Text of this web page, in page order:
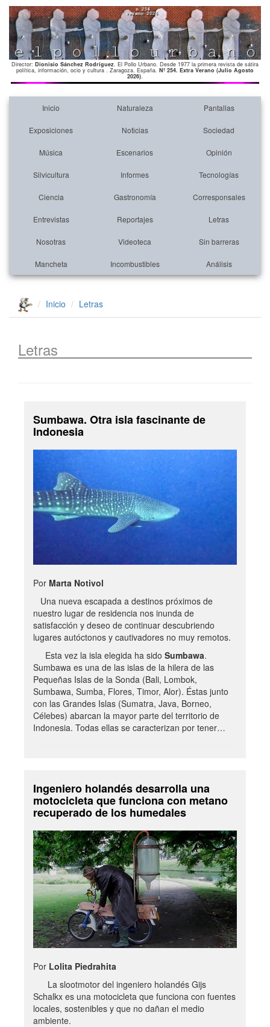
Director: Dionisio Sánchez Rodríguez. El Pollo Urbano. Desde 1977 la primera revista de sátira
política, información, ocio y cultura . Zaragoza. España. Nº 254. Extra Verano (Julio Agosto
2026).
Inicio Naturaleza Pantallas
Exposiciones Noticias Sociedad
Música Escenarios Opinión
Silvicultura Informes Tecnologías
Ciencia Gastronomía Corresponsales
Entrevistas Reportajes Letras
Nosotras Videoteca Sin barreras
Mancheta Incombustibles Análisis
Inicio Letras
Letras
Sumbawa. Otra isla fascinante de
Indonesia
Por Marta Notivol
Una nueva escapada a destinos próximos de
nuestro lugar de residencia nos inunda de
satisfacción y deseo de continuar descubriendo
lugares autóctonos y cautivadores no muy remotos.
Esta vez la isla elegida ha sido Sumbawa.
Sumbawa es una de las islas de la hilera de las
Pequeñas Islas de la Sonda (Bali, Lombok,
Sumbawa, Sumba, Flores, Timor, Alor). Éstas junto
con las Grandes Islas (Sumatra, Java, Borneo,
Célebes) abarcan la mayor parte del territorio de
Indonesia. Todas ellas se caracterizan por tener…
Ingeniero holandés desarrolla una
motocicleta que funciona con metano
recuperado de los humedales
Por Lolita Piedrahita
La slootmotor del ingeniero holandés Gijs
Schalkx es una motocicleta que funciona con fuentes
locales, sostenibles y que no dañan el medio
ambiente.